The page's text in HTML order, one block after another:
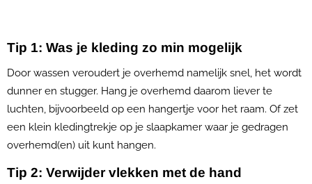
Tip 1: Was je kleding zo min mogelijk
Door wassen veroudert je overhemd namelijk snel, het wordt
dunner en stugger. Hang je overhemd daarom liever te
luchten, bijvoorbeeld op een hangertje voor het raam. Of zet
een klein kledingtrekje op je slaapkamer waar je gedragen
overhemd(en) uit kunt hangen.
Tip 2: Verwijder vlekken met de hand